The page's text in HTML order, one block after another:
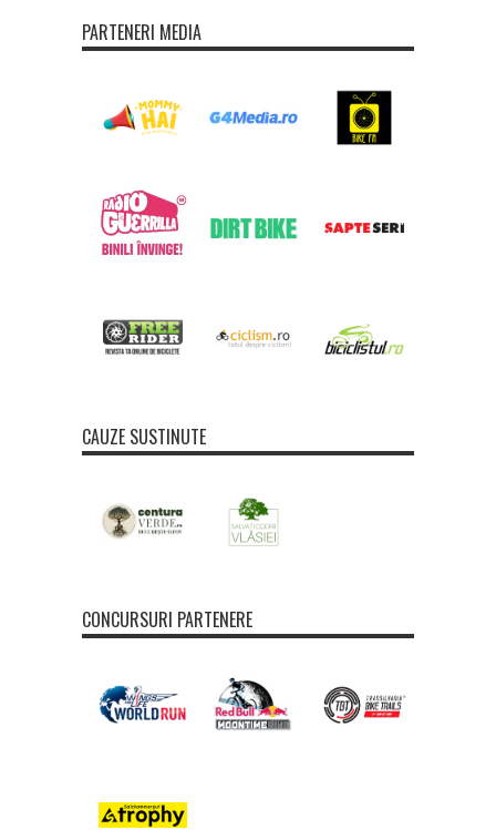
PARTENERI MEDIA
CAUZE SUSTINUTE
CONCURSURI PARTENERE